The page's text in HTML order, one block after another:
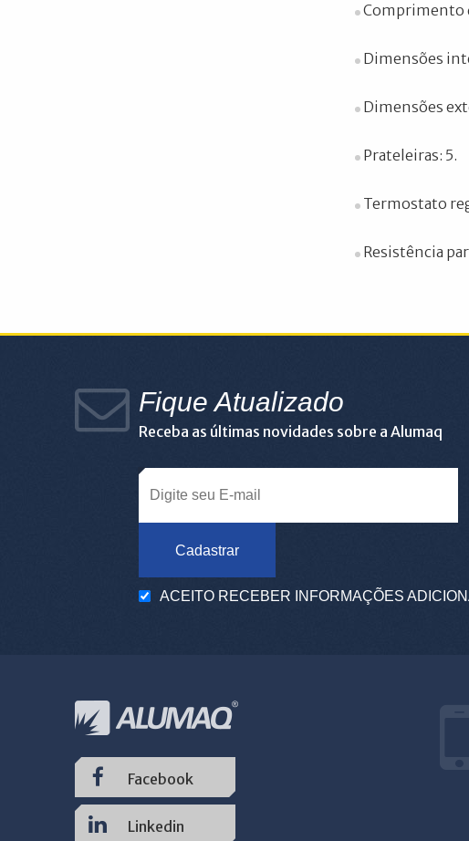
Comprimento
Dimensões
Dimensões
Prateleiras: 5.
Termostato
Resistência
Fique Atualizado
Receba as últimas novidades sobre a Alumaq
Cadastrar
ACEITO RECEBER INFORMAÇÕES
Facebook
Linkedin